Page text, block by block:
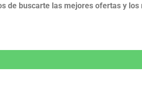
de buscarte las mejores ofertas y